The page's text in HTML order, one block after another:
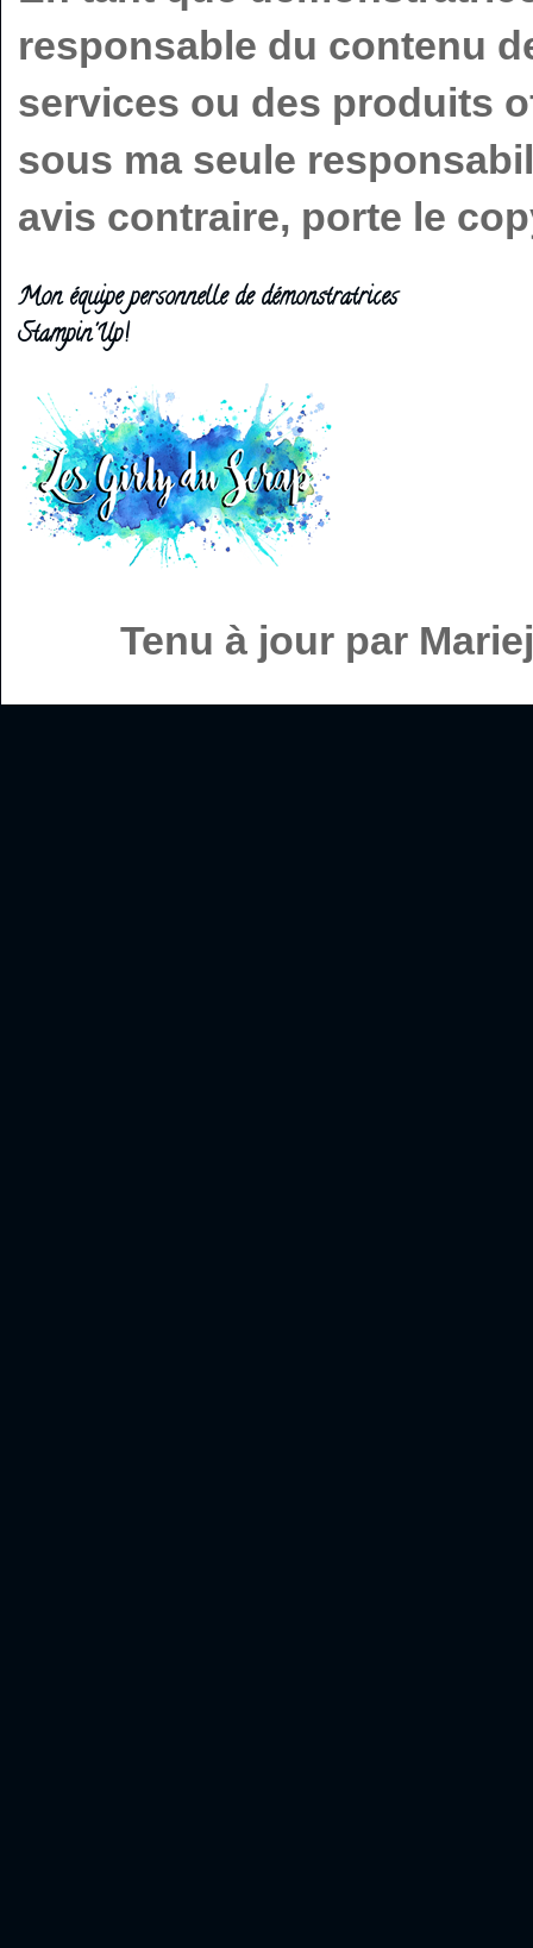
responsable du contenu
services ou des produits
sous ma seule
avis contraire, porte le
Mon équipe personnelle de démonstratrices
Stampin'Up!
Tenu à jour par